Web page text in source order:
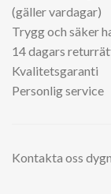
(gäller vardagar)
Trygg och säker
14 dagars
Kvalitetsgaranti
Personlig service
Kontakta oss